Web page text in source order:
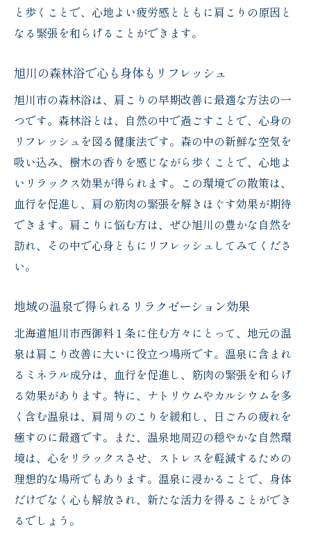
と歩くことで、心地よい疲労感とともに肩こりの原因と
なる緊張を和らげることができます。
旭川の森林浴で心も身体もリフレッシュ
旭川市の森林浴は、肩こりの早期改善に最適な方法の一
つです。森林浴とは、自然の中で過ごすことで、心身の
リフレッシュを図る健康法です。森の中の新鮮な空気を
吸い込み、樹木の香りを感じながら歩くことで、心地よ
いリラックス効果が得られます。この環境での散策は、
血行を促進し、肩の筋肉の緊張を解きほぐす効果が期待
できます。肩こりに悩む方は、ぜひ旭川の豊かな自然を
訪れ、その中で心身ともにリフレッシュしてみてくださ
い。
地域の温泉で得られるリラクゼーション効果
北海道旭川市西御料１条に住む方々にとって、地元の温
泉は肩こり改善に大いに役立つ場所です。温泉に含まれ
るミネラル成分は、血行を促進し、筋肉の緊張を和らげ
る効果があります。特に、ナトリウムやカルシウムを多
く含む温泉は、肩周りのこりを緩和し、日ごろの疲れを
癒すのに最適です。また、温泉地周辺の穏やかな自然環
境は、心をリラックスさせ、ストレスを軽減するための
理想的な場所でもあります。温泉に浸かることで、身体
だけでなく心も解放され、新たな活力を得ることができ
るでしょう。